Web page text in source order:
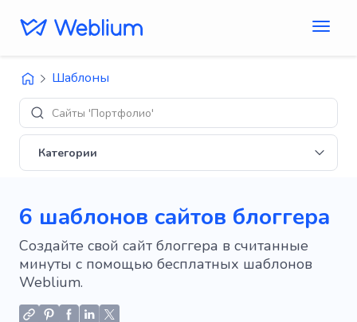
Шаблоны
Д
Категории
6 шаблонов сайтов блоггера
Создайте свой сайт блоггера в считанные
минуты с помощью бесплатных шаблонов
Weblium.